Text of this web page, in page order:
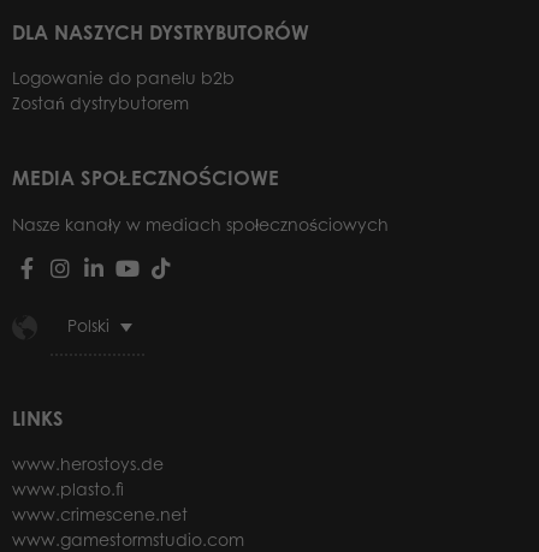
DLA NASZYCH DYSTRYBUTORÓW
Logowanie do panelu b2b
Zostań dystrybutorem
MEDIA SPOŁECZNOŚCIOWE
Nasze kanały w mediach społecznościowych
Polski
LINKS
www.herostoys.de
www.plasto.fi
www.crimescene.net
www.gamestormstudio.com